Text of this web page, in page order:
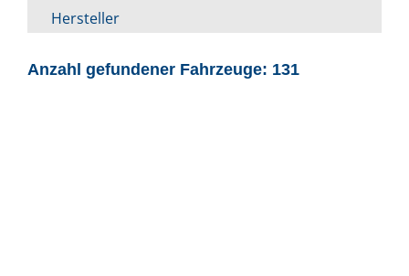
Hersteller
Anzahl gefundener Fahrzeuge: 131